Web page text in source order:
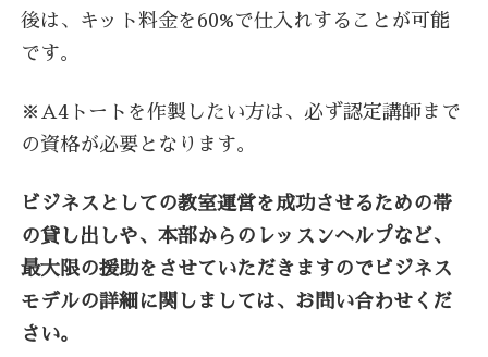
後は、キット料金を60%で仕入れすることが可能
です。
※A4トートを作製したい方は、必ず認定講師まで
の資格が必要となります。
ビジネスとしての教室運営を成功させるための帯
の貸し出しや、本部からのレッスンヘルプなど、
最大限の援助をさせていただきますのでビジネス
モデルの詳細に関しましては、お問い合わせくだ
さい。